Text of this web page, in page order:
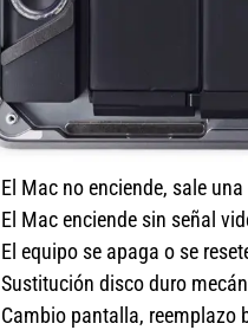
El Mac no enciende, sale
El Mac enciende sin señal
El equipo se apaga o se
Sustitución disco duro
Cambio pantalla, reemplazo